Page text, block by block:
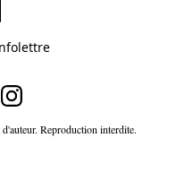
Ce lien s'ouvrira dans
Reproduction interdite.